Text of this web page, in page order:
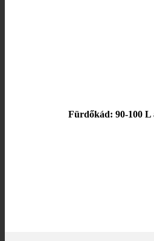
Fürdőkád: 90-100 L